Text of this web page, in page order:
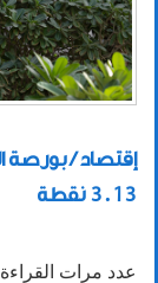
إقتصاد / بورصة
3.13 نقطة
عدد مرات القراءة